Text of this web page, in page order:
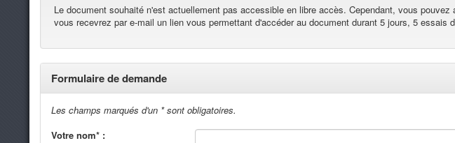
Le document souhaité n'est actuellement pas accessible en libre accès. Cependant, vous
vous recevrez par e-mail un lien vous permettant d'accéder au document durant 5 jours, 5 essais
Formulaire de demande
Les champs marqués d'un * sont obligatoires.
Votre nom* :